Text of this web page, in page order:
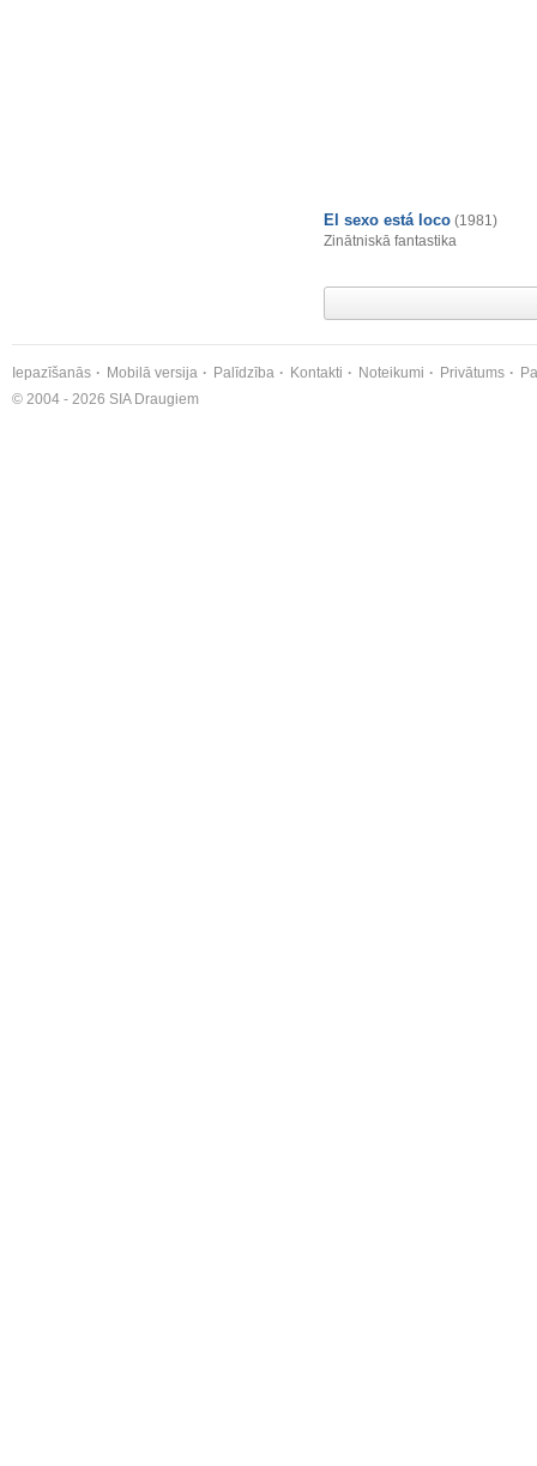
El sexo está loco (1981)
Zinātniskā fantastika
Iepazīšanās Mobilā versija Palīdzība Kontakti Noteikumi Privātums
© 2004 - 2026 SIA Draugiem